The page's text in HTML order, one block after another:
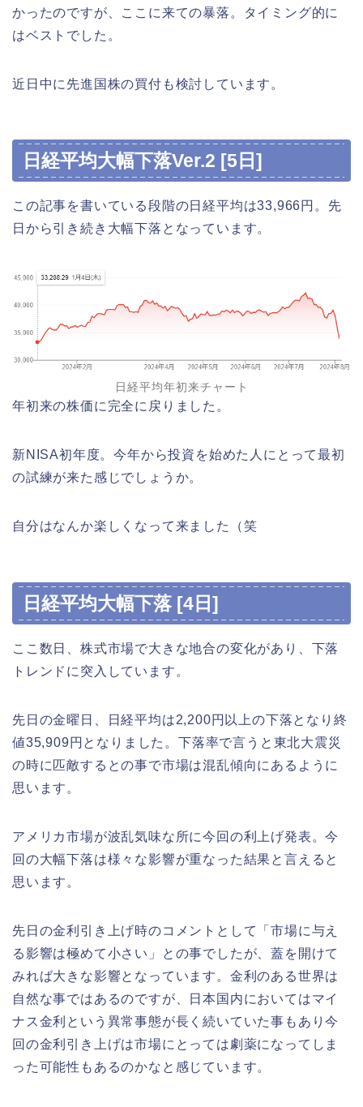
かったのですが、ここに来ての暴落。タイミング的に
はベストでした。
近日中に先進国株の買付も検討しています。
日経平均大幅下落Ver.2 [5日]
この記事を書いている段階の日経平均は33,966円。先
日から引き続き大幅下落となっています。
日経平均年初来チャート
年初来の株価に完全に戻りました。
新NISA初年度。今年から投資を始めた人にとって最初
の試練が来た感じでしょうか。
自分はなんか楽しくなって来ました（笑
日経平均大幅下落 [4日]
ここ数日、株式市場で大きな地合の変化があり、下落
トレンドに突入しています。
先日の金曜日、日経平均は2,200円以上の下落となり終
値35,909円となりました。下落率で言うと東北大震災
の時に匹敵するとの事で市場は混乱傾向にあるように
思います。
アメリカ市場が波乱気味な所に今回の利上げ発表。今
回の大幅下落は様々な影響が重なった結果と言えると
思います。
先日の金利引き上げ時のコメントとして「市場に与え
る影響は極めて小さい」との事でしたが、蓋を開けて
みれば大きな影響となっています。金利のある世界は
自然な事ではあるのですが、日本国内においてはマイ
ナス金利という異常事態が長く続いていた事もあり今
回の金利引き上げは市場にとっては劇薬になってしま
った可能性もあるのかなと感じています。